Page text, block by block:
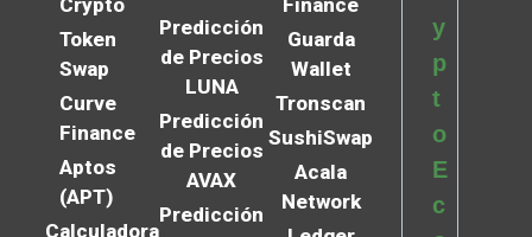
Crypto
Token
Swap
Curve
Finance
Aptos
(APT)
Calculadora
Predicción
de Precios
LUNA
Predicción
de Precios
AVAX
Predicción
Finance
Guarda
Wallet
Tronscan
SushiSwap
Acala
Network
y
p
t
o
E
c